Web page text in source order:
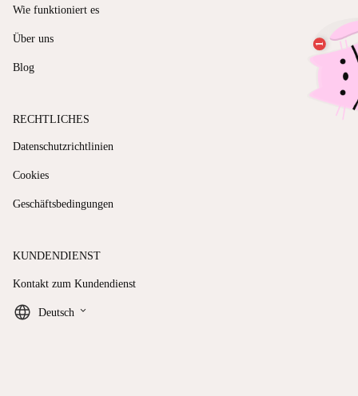
Wie funktioniert es
Über uns
Blog
RECHTLICHES
Datenschutzrichtlinien
Cookies
Geschäftsbedingungen
KUNDENDIENST
Kontakt zum Kundendienst
Deutsch keyboard_arrow_down